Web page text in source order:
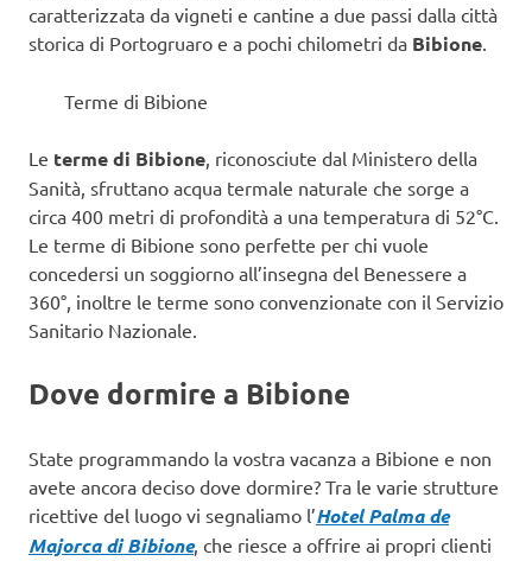
caratterizzata da vigneti e cantine a due passi dalla città
storica di Portogruaro e a pochi chilometri da Bibione
Terme di Bibione
Le terme di Bibione , riconosciute dal Ministero della
Sanità, sfruttano acqua termale naturale che sorge a
circa 400 metri di profondità a una temperatura di 52°C.
Le terme di Bibione sono perfette per chi vuole
concedersi un soggiorno all’insegna del Benessere a
360°, inoltre le terme sono convenzionate con il Servizio
Sanitario Nazionale.
Dove dormire a Bibione
State programmando la vostra vacanza a Bibione e non
avete ancora deciso dove dormire? Tra le varie strutture
ricettive del luogo vi segnaliamo l’HotelPalma de
Majorca di Bibione, che riesce a offrire ai propri clienti